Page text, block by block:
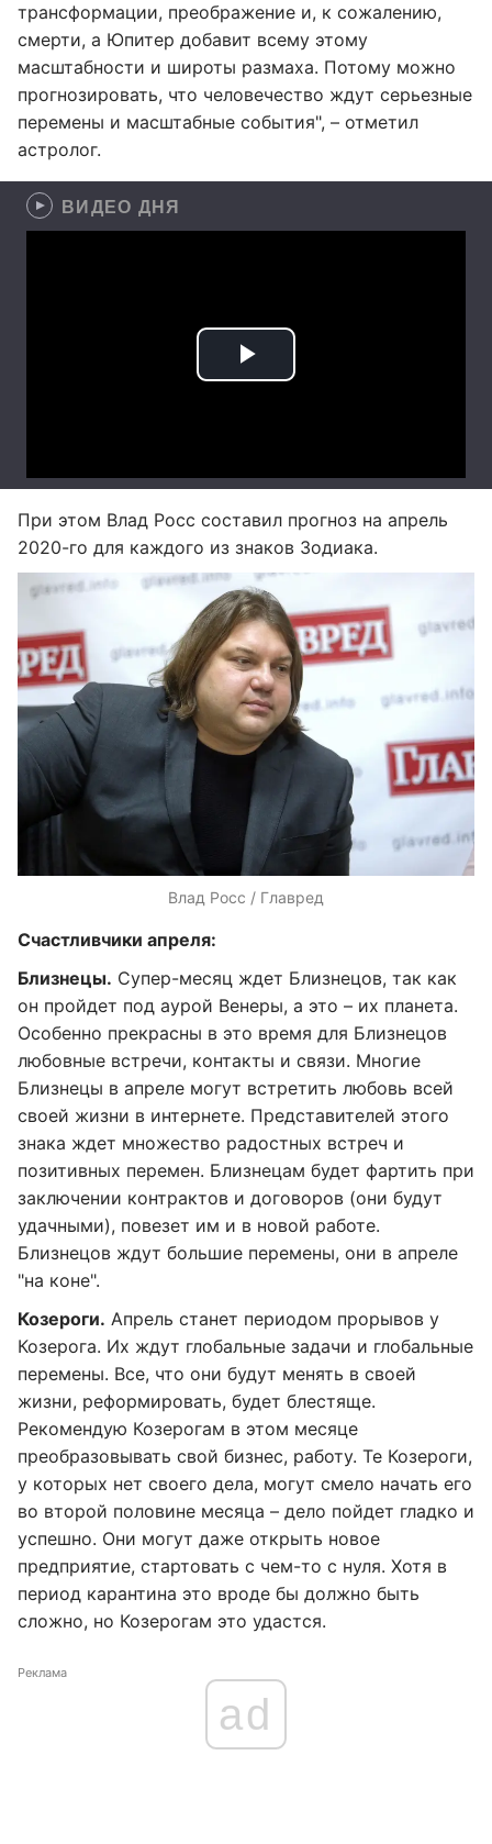
трансформации, преображение и, к сожалению,
смерти, а Юпитер добавит всему этому
масштабности и широты размаха. Потому можно
прогнозировать, что человечество ждут серьезные
перемены и масштабные события", – отметил
астролог.
ВИДЕО ДНЯ
При этом Влад Росс составил прогноз на апрель
2020-го для каждого из знаков Зодиака.
Влад Росс / Главред
Счастливчики апреля:
Близнецы. Супер-месяц ждет Близнецов, так как
он пройдет под аурой Венеры, а это – их планета.
Особенно прекрасны в это время для Близнецов
любовные встречи, контакты и связи. Многие
Близнецы в апреле могут встретить любовь всей
своей жизни в интернете. Представителей этого
знака ждет множество радостных встреч и
позитивных перемен. Близнецам будет фартить при
заключении контрактов и договоров (они будут
удачными), повезет им и в новой работе.
Близнецов ждут большие перемены, они в апреле
"на коне".
Козероги. Апрель станет периодом прорывов у
Козерога. Их ждут глобальные задачи и глобальные
перемены. Все, что они будут менять в своей
жизни, реформировать, будет блестяще.
Рекомендую Козерогам в этом месяце
преобразовывать свой бизнес, работу. Те Козероги,
у которых нет своего дела, могут смело начать его
во второй половине месяца – дело пойдет гладко и
успешно. Они могут даже открыть новое
предприятие, стартовать с чем-то с нуля. Хотя в
период карантина это вроде бы должно быть
сложно, но Козерогам это удастся.
Реклама
ad